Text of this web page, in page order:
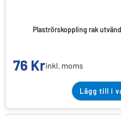
Plaströrskoppling rak
76 Krinkl. moms
Lägg till i